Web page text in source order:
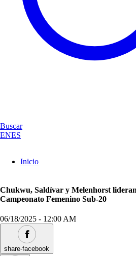
Buscar
ENES
Inicio
Chukwu, Saldívar y Melenhorst
Campeonato Femenino Sub-20
06/18/2025 - 12:00 AM
share-facebook